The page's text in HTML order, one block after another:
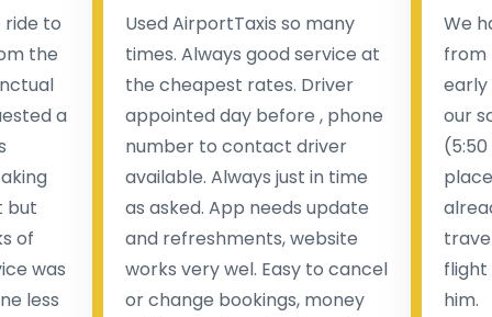
Wir bieten nicht nur einen Taxitransfer vom Flughafen
zum Hotel und zurück, sondern auch einen
Taxitransfer zu allentouristischen Orten.
to
the
a
but
of
was
less
Used AirportTaxis so many
times. Always good service at
the cheapest rates. Driver
appointed day before , phone
number to contact driver
available. Always just in time
as asked. App needs update
and refreshments, website
works very wel. Easy to cancel
or change bookings, money
We
from
early
our
flight
him.